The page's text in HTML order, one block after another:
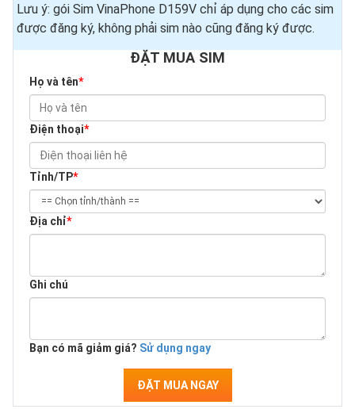
Lưu ý: gói Sim VinaPhone D159V chỉ áp dụng cho các sim
được đăng ký, không phải sim nào cũng đăng ký được.
ĐẶT MUA SIM
Họ và tên*
Điện thoại*
Tỉnh/TP*
Địa chỉ*
Ghi chú
Bạn có mã giảm giá? Sử dụng ngay
ĐẶT MUA NGAY